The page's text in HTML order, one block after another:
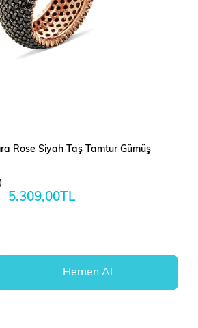
Rose Siyah Taş Tamtur Gümüş
5.309,00TL